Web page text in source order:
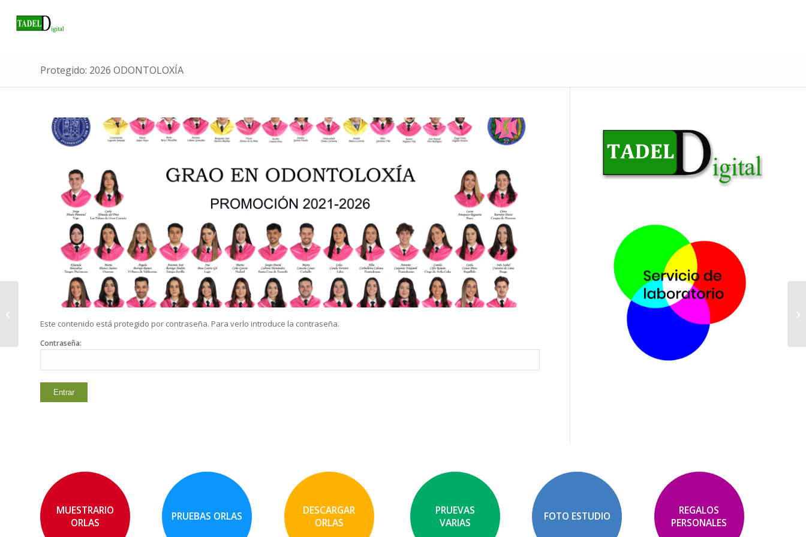
Protegido: 2026 ODONTOLOXÍA
Este contenido está protegido por contraseña. Para verlo introduce la contraseña.
Contraseña:
MUESTRARIO
ORLAS
PRUEBAS ORLAS
DESCARGAR
ORLAS
PRUEVAS
VARIAS
FOTO ESTUDIO
REGALOS
PERSONALES
Protegido: 2026 INFOR
DATOS UDC